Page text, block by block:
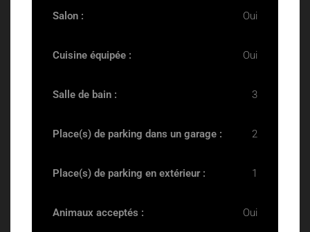
Salon : Oui
Cuisine équipée : Oui
Salle de bain : 3
Place(s) de parking dans un garage : 2
Place(s) de parking en extérieur : 1
Animaux acceptés : Oui